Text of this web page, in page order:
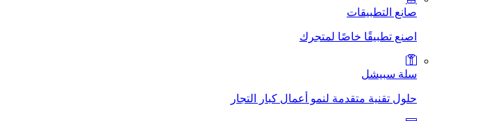
صانع التطبيقات
اصنع تطبيقًا خاصًا لمتجرك
سلة سبيشل
حلول تقنية متقدمة لنمو أعمال كبار التجار